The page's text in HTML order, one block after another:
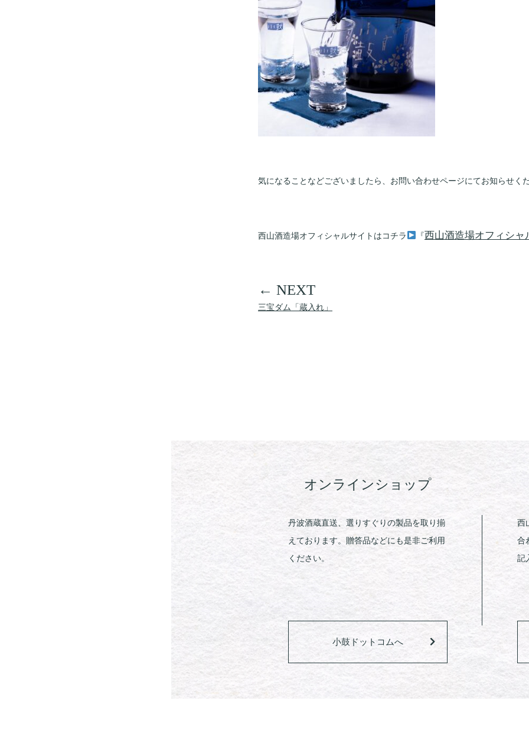
気になることなどございましたら、お問い合わせページにてお知らせく
西山酒造場オフィシャルサイトはコチラ 『西山酒造場オフィシャ
三宝ダム「蔵入れ」
オンラインショップ
丹波酒蔵直送、選りすぐりの製品を取り揃
えております。贈答品などにも是非ご利用
ください。
小鼓ドットコムへ
西
合
記